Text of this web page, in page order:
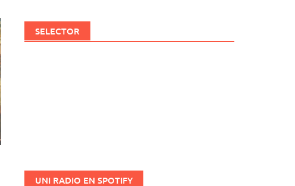
SELECTOR
UNI RADIO EN SPOTIFY